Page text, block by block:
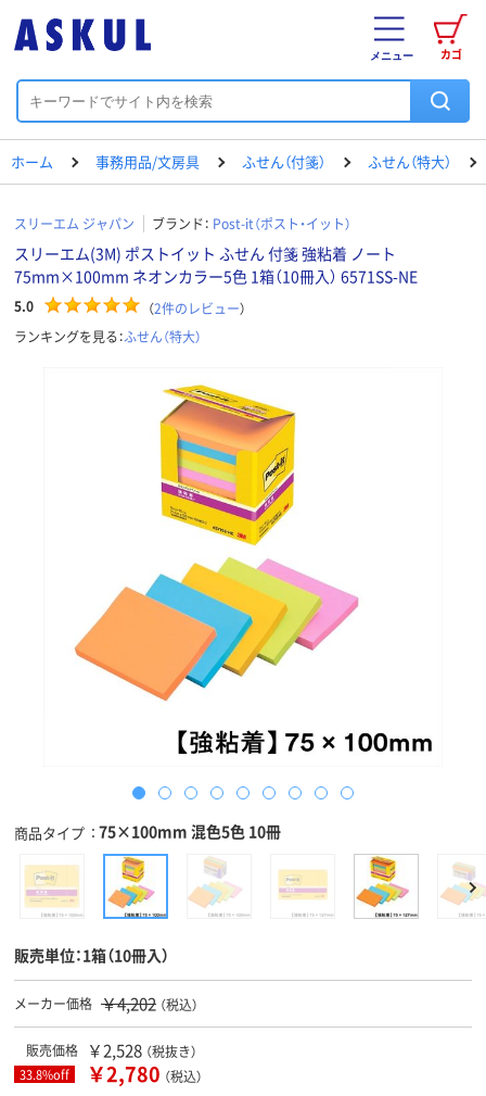
カゴ
メニュー
ホーム 事務用品/文房具 ふせん（付箋） ふせん（特大）
スリーエム ジャパン ブランド： Post-it（ポスト・イット）
スリーエム(3M) ポストイット ふせん 付箋 強粘着 ノート
75mm×100mm ネオンカラー5色 1箱（10冊入） 6571SS-NE
5.0 （2件のレビュー）
ランキングを見る：ふせん（特大）
商品タイプ 75×100mm 混色5色 10冊
販売単位：1箱（10冊入）
メーカー価格 ￥4,202 （税込）
販売価格 ￥2,528 （税抜き）
33.8%off ￥2,780 （税込）